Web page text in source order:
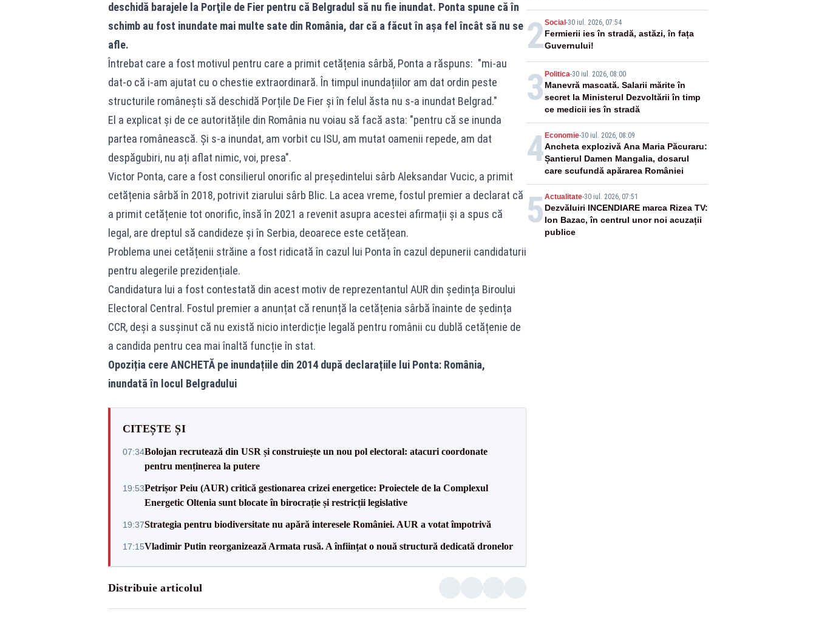
deschidă barajele la Porţile de Fier pentru că Belgradul să nu fie inundat. Ponta spune că în
schimb au fost inundate mai multe sate din România, dar că a făcut în aşa fel încât să nu se
afle.
Întrebat care a fost motivul pentru care a primit cetățenia sârbă, Ponta a răspuns: "mi-au
dat-o că i-am ajutat cu o chestie extraordinară. În timpul inundațiilor am dat ordin peste
structurile românești să deschidă Porțile De Fier și în felul ăsta nu s-a inundat Belgrad."
El a explicat și de ce autoritățile din România nu voiau să facă asta: "pentru că se inunda
partea românească. Și s-a inundat, am vorbit cu ISU, am mutat oamenii repede, am dat
despăgubiri, nu ați aflat nimic, voi, presa".
Victor Ponta, care a fost consilierul onorific al președintelui sârb Aleksandar Vucic, a primit
cetățenia sârbă în 2018, potrivit ziarului sârb Blic. La acea vreme, fostul premier a declarat că
a primit cetățenie tot onorific, însă în 2021 a revenit asupra acestei afirmații și a spus că
legal, are dreptul să candideze și în Serbia, deoarece este cetățean.
Problema unei cetățenii străine a fost ridicată în cazul lui Ponta în cazul depunerii candidaturii
pentru alegerile prezidențiale.
Candidatura lui a fost contestată din acest motiv de reprezentantul AUR din ședința Biroului
Electoral Central. Fostul premier a anunțat că renunță la cetățenia sârbă înainte de ședința
CCR, deși a susșinut că nu există nicio interdicție legală pentru românii cu dublă cetățenie de
a candida pentru cea mai înaltă funcție în stat.
Opoziția cere ANCHETĂ pe inundațiile din 2014 după declarațiile lui Ponta: România,
inundată în locul Belgradului
CITEȘTE ȘI
07:34Bolojan recrutează din USR și construiește un nou pol electoral: atacuri coordonate
pentru menținerea la putere
19:53Petrișor Peiu (AUR) critică gestionarea crizei energetice: Proiectele de la Complexul
Energetic Oltenia sunt blocate în birocrație și restricții legislative
19:37Strategia pentru biodiversitate nu apără interesele României. AUR a votat împotrivă
17:15Vladimir Putin reorganizează Armata rusă. A înființat o nouă structură dedicată dronelor
Distribuie articolul
2Social -30 iul. 2026, 07:54
Fermierii ies în stradă, astăzi, în fața
Guvernului!
3 Politica-30 iul. 2026, 08:00
Manevră mascată. Salarii mărite în
secret la Ministerul Dezvoltării în timp
ce medicii ies în stradă
4 Economie-30 iul. 2026, 08:09
Ancheta explozivă Ana Maria Păcuraru:
Șantierul Damen Mangalia, dosarul
care scufundă apărarea României
5 Actualitate-30 iul. 2026, 07:51
Dezvăluiri INCENDIARE marca Rizea TV:
Ion Bazac, în centrul unor noi acuzații
publice